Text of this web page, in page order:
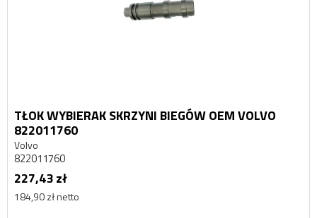
TŁOK WYBIERAK SKRZYNI BIEGÓW OEM VOLVO
822011760
Volvo
822011760
227,43 zł
184,90 zł netto